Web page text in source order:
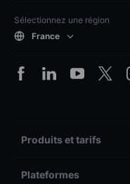
Sélectionnez une région
France
Produits et tarifs
Plateformes